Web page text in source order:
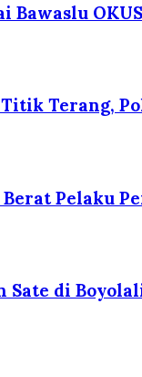
Bawaslu
Titik Terang,
Berat Pelaku
Sate di